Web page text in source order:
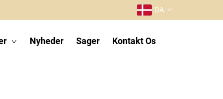
DA
Nyheder Sager Kontakt Os